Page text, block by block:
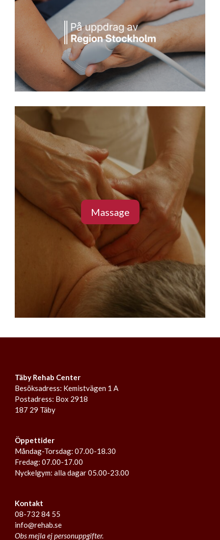
Massage
Täby Rehab Center
Besöksadress: Kemistvägen 1 A
Postadress: Box 2918
187 29 Täby
Öppettider
Måndag-Torsdag: 07.00-18.30
Fredag: 07.00-17.00
Nyckelgym: alla dagar 05.00-23.00
Kontakt
08-732 84 55
info@rehab.se
Obs mejla ej personuppgifter.